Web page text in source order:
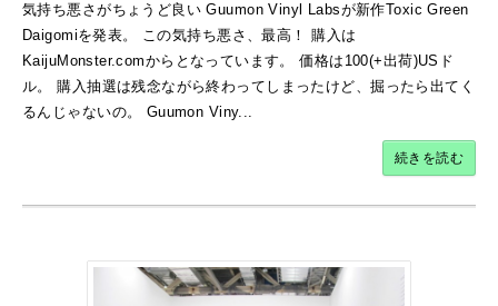
気持ち悪さがちょうど良い Guumon Vinyl Labsが新作Toxic Green
Daigomiを発表。 この気持ち悪さ、最高！ 購入は
KaijuMonster.comからとなっています。 価格は100(+出荷)USド
ル。 購入抽選は残念ながら終わってしまったけど、掘ったら出てく
るんじゃないの。 Guumon Viny...
続きを読む